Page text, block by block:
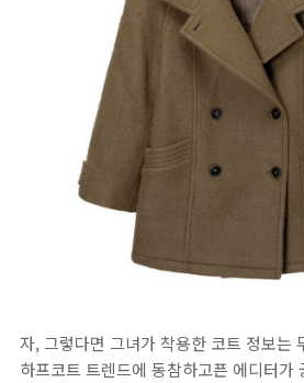
자, 그렇다면 그녀가 착용한 코트 정보는
하프코트 트렌드에 동참하고픈 에디터가